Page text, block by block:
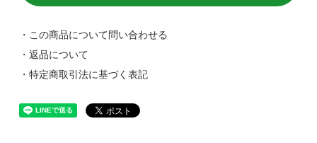
・この商品について問い合わせる
・返品について
・特定商取引法に基づく表記